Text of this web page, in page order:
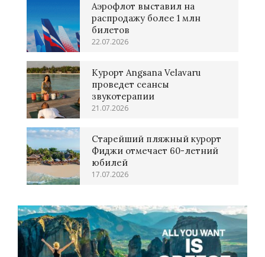
Аэрофлот выставил на
распродажу более 1 млн
билетов
22.07.2026
Курорт Angsana Velavaru
проведет сеансы
звукотерапии
21.07.2026
Старейший пляжный курорт
Фиджи отмечает 60-летний
юбилей
17.07.2026